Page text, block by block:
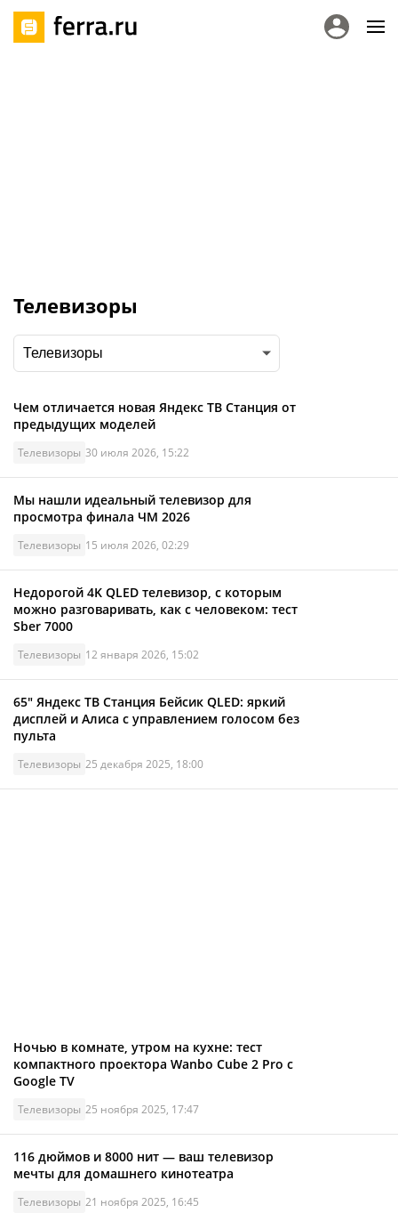
Телевизоры
Чем отличается новая Яндекс ТВ Станция от
предыдущих моделей
Телевизоры 30 июля 2026, 15:22
Мы нашли идеальный телевизор для
просмотра финала ЧМ 2026
Телевизоры 15 июля 2026, 02:29
Недорогой 4K QLED телевизор, с которым
можно разговаривать, как с человеком: тест
Sber 7000
Телевизоры 12 января 2026, 15:02
65" Яндекс ТВ Станция Бейсик QLED: яркий
дисплей и Алиса с управлением голосом без
пульта
Телевизоры 25 декабря 2025, 18:00
Ночью в комнате, утром на кухне: тест
компактного проектора Wanbo Cube 2 Pro с
Google TV
Телевизоры 25 ноября 2025, 17:47
116 дюймов и 8000 нит — ваш телевизор
мечты для домашнего кинотеатра
Телевизоры 21 ноября 2025, 16:45